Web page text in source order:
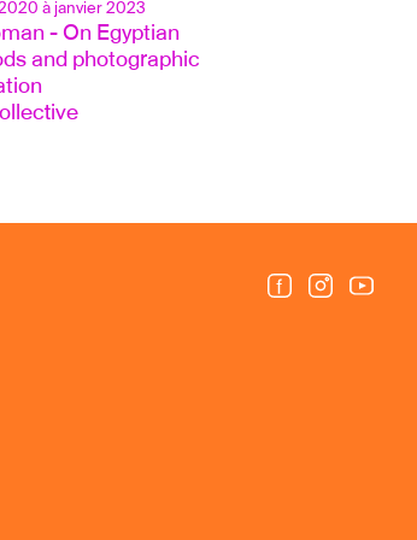
à janvier 2023
- On Egyptian
and photographic